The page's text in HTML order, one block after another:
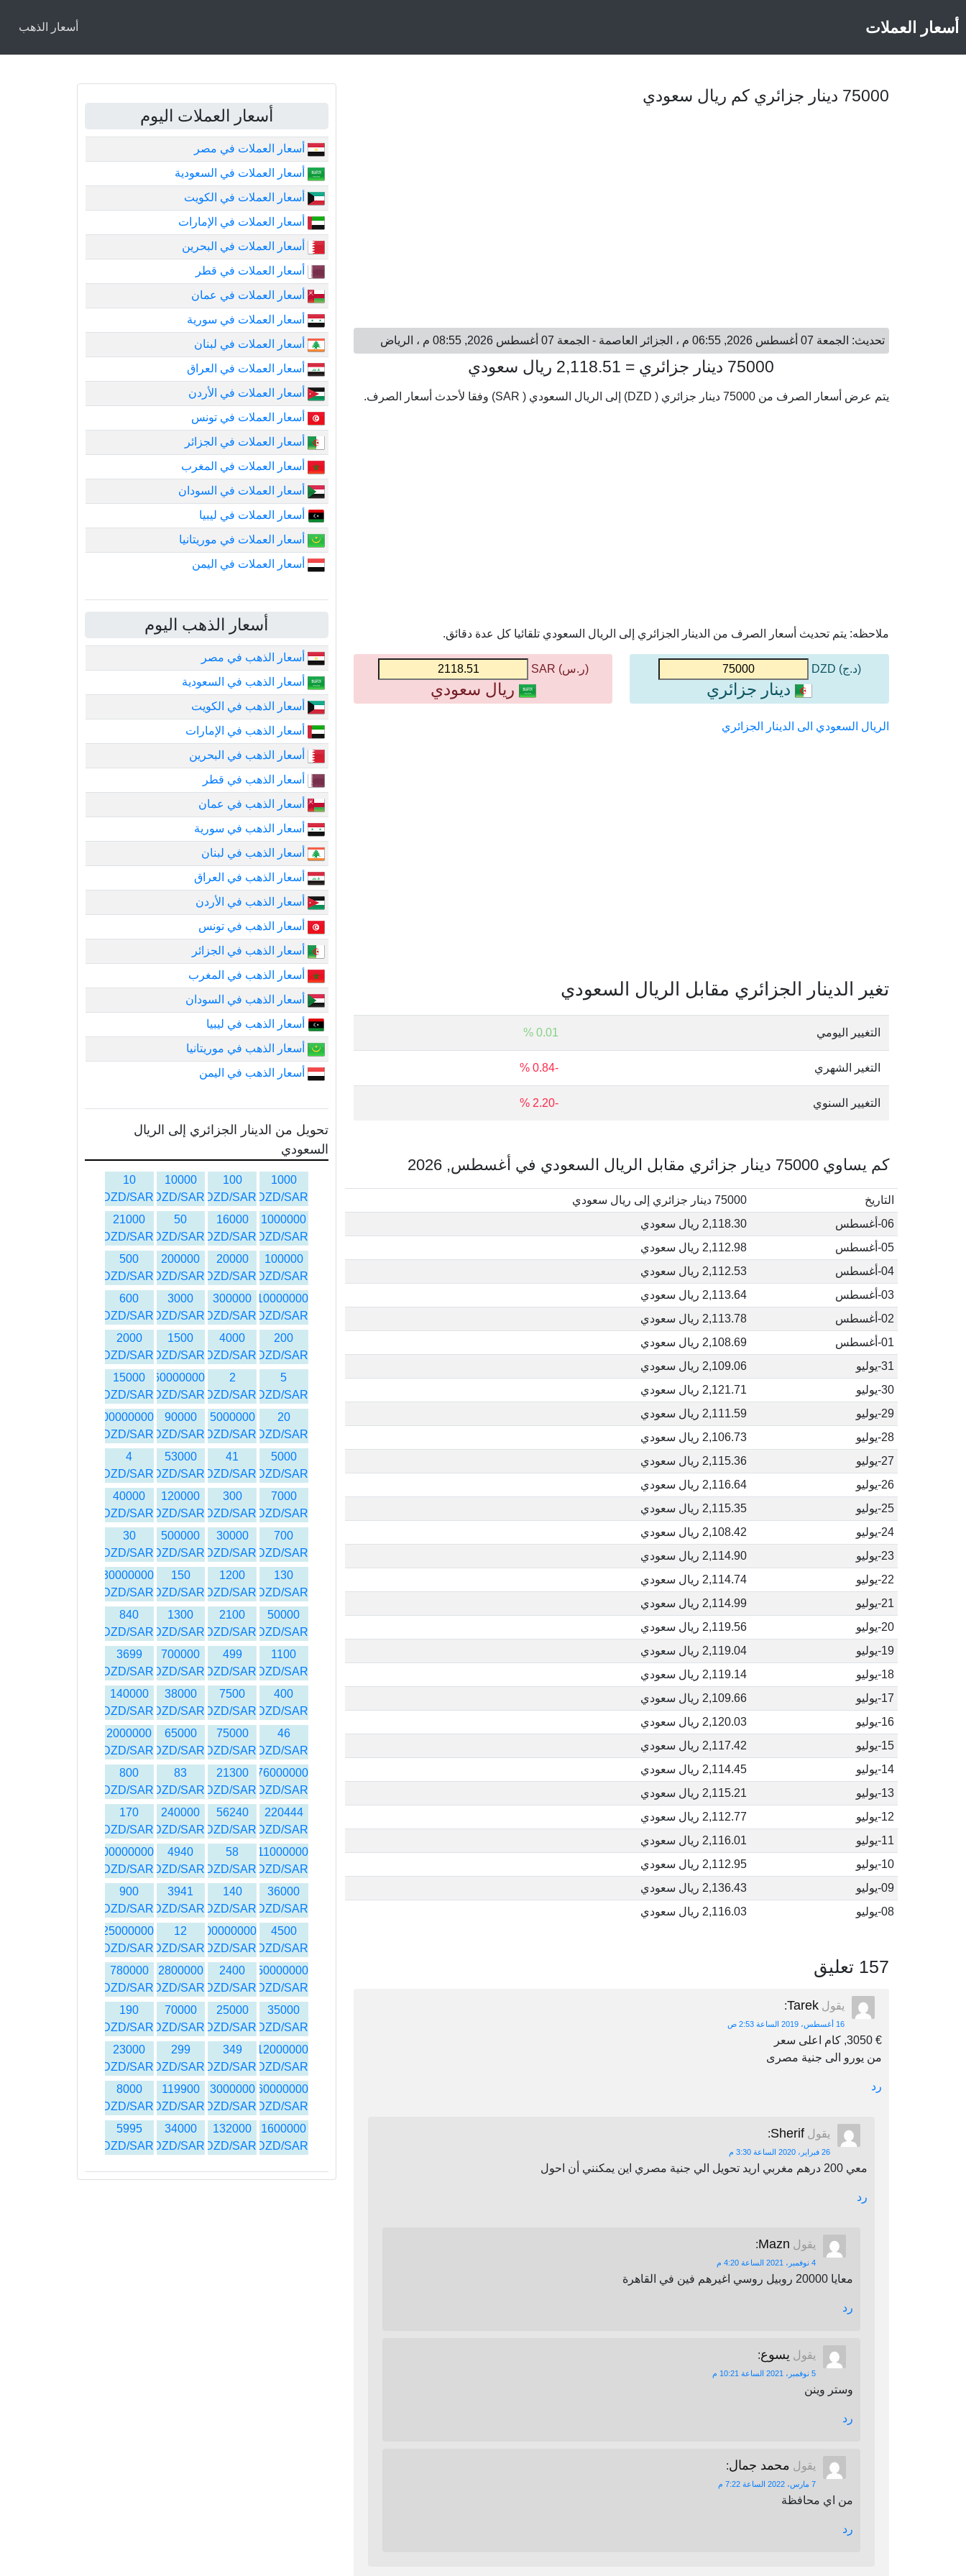
أسعار العملات أسعار الذهب
75000 دينار جزائري كم ريال سعودي
تحديث: الجمعة 07 أغسطس 2026, 06:55 م ، الجزائر العاصمة - الجمعة 07 أغسطس 2026, 08:55 م ، الرياض
75000 دينار جزائري = 2,118.51 ريال سعودي
يتم عرض أسعار الصرف من 75000 دينار جزائري ( DZD) إلى الريال السعودي ( SAR) وفقا لأحدث أسعار الصرف.
ملاحظه: يتم تحديث أسعار الصرف من الدينار الجزائري إلى الريال السعودي تلقائيا كل عدة دقائق.
(د.ج) DZD
دينار جزائري
(ر.س) SAR
ريال سعودي
الريال السعودي الى الدينار الجزائري
تغير الدينار الجزائري مقابل الريال السعودي
التغيير اليومي 0.01 %
التغير الشهري -0.84 %
التغيير السنوي -2.20 %
كم يساوي 75000 دينار جزائري مقابل الريال السعودي في أغسطس, 2026
التاريخ
75000 دينار جزائري إلى ريال سعودي
06-أغسطس
2,118.30 ريال سعودي
05-أغسطس
2,112.98 ريال سعودي
04-أغسطس
2,112.53 ريال سعودي
03-أغسطس
2,113.64 ريال سعودي
02-أغسطس
2,113.78 ريال سعودي
01-أغسطس
2,108.69 ريال سعودي
31-يوليو
2,109.06 ريال سعودي
30-يوليو
2,121.71 ريال سعودي
29-يوليو
2,111.59 ريال سعودي
28-يوليو
2,106.73 ريال سعودي
27-يوليو
2,115.36 ريال سعودي
26-يوليو
2,116.64 ريال سعودي
25-يوليو
2,115.35 ريال سعودي
24-يوليو
2,108.42 ريال سعودي
23-يوليو
2,114.90 ريال سعودي
22-يوليو
2,114.74 ريال سعودي
21-يوليو
2,114.99 ريال سعودي
20-يوليو
2,119.56 ريال سعودي
19-يوليو
2,119.04 ريال سعودي
18-يوليو
2,119.14 ريال سعودي
17-يوليو
2,109.66 ريال سعودي
16-يوليو
2,120.03 ريال سعودي
15-يوليو
2,117.42 ريال سعودي
14-يوليو
2,114.45 ريال سعودي
13-يوليو
2,115.21 ريال سعودي
12-يوليو
2,112.77 ريال سعودي
11-يوليو
2,116.01 ريال سعودي
10-يوليو
2,112.95 ريال سعودي
09-يوليو
2,136.43 ريال سعودي
08-يوليو
2,116.03 ريال سعودي
157 تعليق
يقول Tarek
:
16 أغسطس، 2019 الساعة 2:53 ص
€ 3050, كام اعلى سعر
من يورو الى جنية مصرى
رد
يقول Sherif
:
26 فبراير، 2020 الساعة 3:30 م
معي 200 درهم مغربي اريد تحويل الي جنية مصري اين يمكنني أن احول
رد
يقول Mazn
:
4 نوفمبر، 2021 الساعة 4:20 م
معايا 20000 روبيل روسي اغيرهم فين في القاهرة
رد
يقول يسوع:
5 نوفمبر، 2021 الساعة 10:21 م
وستر وينن
رد
يقول محمد جمال:
7 مارس، 2022 الساعة 7:22 م
من اي محافظة
رد
أسعار العملات اليوم
أسعار العملات في مصر
أسعار العملات في السعودية
أسعار العملات في الكويت
أسعار العملات في الإمارات
أسعار العملات في البحرين
أسعار العملات في قطر
أسعار العملات في عمان
أسعار العملات في سورية
أسعار العملات في لبنان
أسعار العملات في العراق
أسعار العملات في الأردن
أسعار العملات في تونس
أسعار العملات في الجزائر
أسعار العملات في المغرب
أسعار العملات في السودان
أسعار العملات في ليبيا
أسعار العملات في موريتانيا
أسعار العملات في اليمن
أسعار الذهب اليوم
أسعار الذهب في مصر
أسعار الذهب في السعودية
أسعار الذهب في الكويت
أسعار الذهب في الإمارات
أسعار الذهب في البحرين
أسعار الذهب في قطر
أسعار الذهب في عمان
أسعار الذهب في سورية
أسعار الذهب في لبنان
أسعار الذهب في العراق
أسعار الذهب في الأردن
أسعار الذهب في تونس
أسعار الذهب في الجزائر
أسعار الذهب في المغرب
أسعار الذهب في السودان
أسعار الذهب في ليبيا
أسعار الذهب في موريتانيا
أسعار الذهب في اليمن
تحويل من الدينار الجزائري إلى الريال
السعودي
1000
DZD/SAR
100
DZD/SAR
10000
DZD/SAR
10
DZD/SAR
1000000
DZD/SAR
16000
DZD/SAR
50
DZD/SAR
21000
DZD/SAR
100000
DZD/SAR
20000
DZD/SAR
200000
DZD/SAR
500
DZD/SAR
10000000
DZD/SAR
300000
DZD/SAR
3000
DZD/SAR
600
DZD/SAR
200
DZD/SAR
4000
DZD/SAR
1500
DZD/SAR
2000
DZD/SAR
5
DZD/SAR
2
DZD/SAR
60000000
DZD/SAR
15000
DZD/SAR
20
DZD/SAR
5000000
DZD/SAR
90000
DZD/SAR
100000000
DZD/SAR
5000
DZD/SAR
41
DZD/SAR
53000
DZD/SAR
4
DZD/SAR
7000
DZD/SAR
300
DZD/SAR
120000
DZD/SAR
40000
DZD/SAR
700
DZD/SAR
30000
DZD/SAR
500000
DZD/SAR
30
DZD/SAR
130
DZD/SAR
1200
DZD/SAR
150
DZD/SAR
30000000
DZD/SAR
50000
DZD/SAR
2100
DZD/SAR
1300
DZD/SAR
840
DZD/SAR
1100
DZD/SAR
499
DZD/SAR
700000
DZD/SAR
3699
DZD/SAR
400
DZD/SAR
7500
DZD/SAR
38000
DZD/SAR
140000
DZD/SAR
46
DZD/SAR
75000
DZD/SAR
65000
DZD/SAR
2000000
DZD/SAR
318076000000
DZD/SAR
21300
DZD/SAR
83
DZD/SAR
800
DZD/SAR
220444
DZD/SAR
56240
DZD/SAR
240000
DZD/SAR
170
DZD/SAR
11000000
DZD/SAR
58
DZD/SAR
4940
DZD/SAR
1612900000000
DZD/SAR
36000
DZD/SAR
140
DZD/SAR
3941
DZD/SAR
900
DZD/SAR
4500
DZD/SAR
700000000
DZD/SAR
12
DZD/SAR
25000000
DZD/SAR
50000000
DZD/SAR
2400
DZD/SAR
2800000
DZD/SAR
780000
DZD/SAR
35000
DZD/SAR
25000
DZD/SAR
70000
DZD/SAR
190
DZD/SAR
12000000
DZD/SAR
349
DZD/SAR
299
DZD/SAR
23000
DZD/SAR
160000000
DZD/SAR
3000000
DZD/SAR
119900
DZD/SAR
8000
DZD/SAR
1600000
DZD/SAR
132000
DZD/SAR
34000
DZD/SAR
5995
DZD/SAR